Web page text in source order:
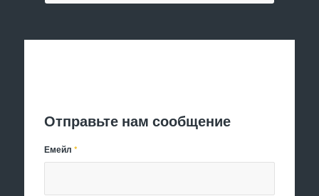
Отправьте нам сообщение
Емейл*